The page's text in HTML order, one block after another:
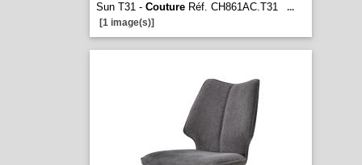
Sun T31 - CoutureRéf. CH861AC.T31
...
[1 image(s)]